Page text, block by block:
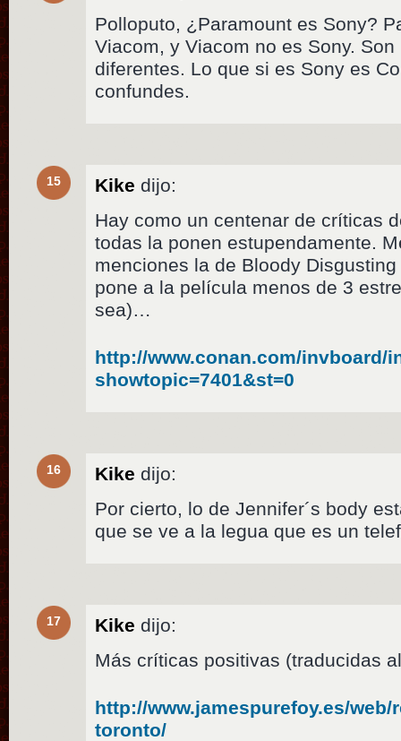
Polloputo, ¿Paramount es Sony?
Viacom, y Viacom no es Sony.
diferentes. Lo que si es Sony es
confundes.
15 Kike dijo:
Hay como un centenar de críticas
todas la ponen estupendamente.
menciones la de Bloody
pone a la película menos de 3
sea)…
http://www.conan.com/invboard/
showtopic=7401&st=0
16 Kike dijo:
Por cierto, lo de Jennifer´s body
que se ve a la legua que es un
17 Kike dijo:
Más críticas positivas (traducidas
http://www.jamespurefoy.es/
toronto/